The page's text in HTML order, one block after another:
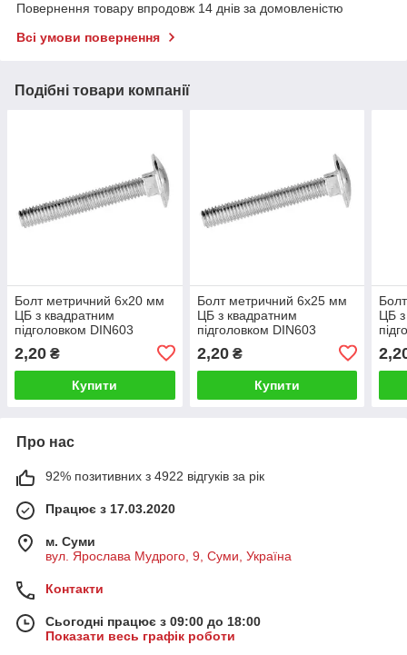
Повернення товару впродовж 14 днів за домовленістю
Всі умови повернення
Подібні товари компанії
Болт метричний 6х20 мм
ЦБ з квадратним
підголовком DIN603
2,20 ₴
Купити
Болт метричний 6х25 мм
ЦБ з квадратним
підголовком DIN603
2,20₴
Купити
ЦБ
Про нас
92% позитивних з 4922 відгуків за рік
Працює з 17.03.2020
м. Суми
вул. Ярослава Мудрого, 9, Суми, Україна
Контакти
Сьогодні працює з 09:00 до 18:00
Показати весь графік роботи